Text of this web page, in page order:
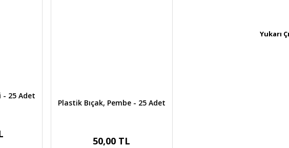
- 25 Adet
Plastik Bıçak, Pembe - 25 Adet
50,00 TL
Yukarı